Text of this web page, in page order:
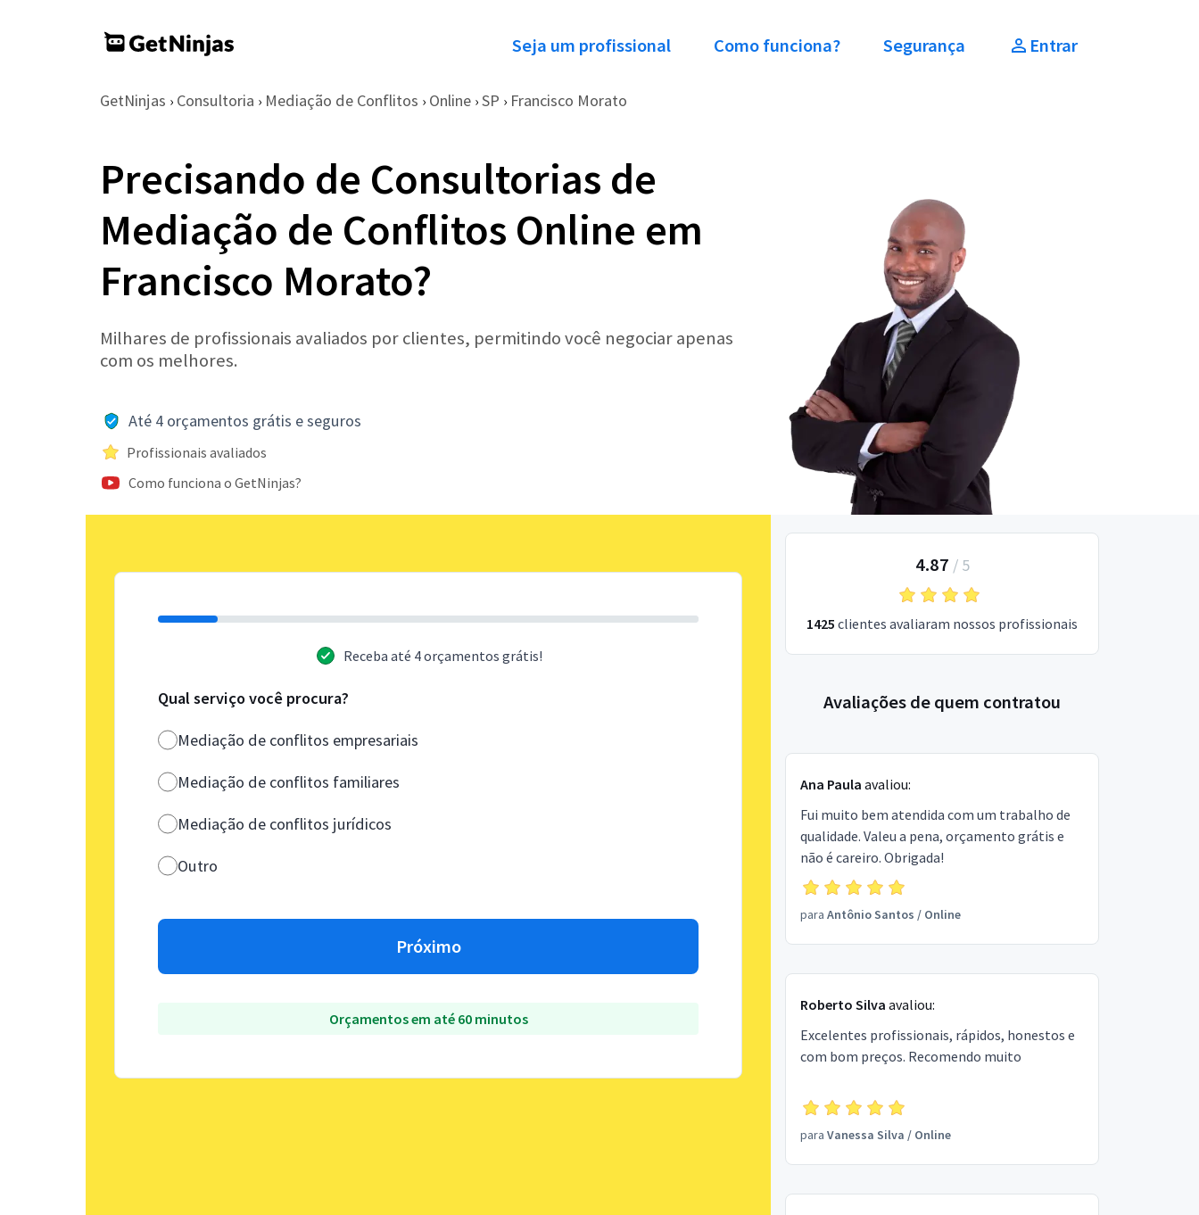
Seja um profissional Como funciona? Segurança Entrar
GetNinjas › Consultoria › Mediação de Conflitos › Online › SP › Francisco Morato
Precisando de Consultorias de
Mediação de Conflitos Online em
Francisco Morato?
Milhares de profissionais avaliados por clientes, permitindo você negociar apenas
com os melhores.
Até 4 orçamentos grátis e seguros
Profissionais avaliados
Como funciona o GetNinjas?
Receba até 4 orçamentos grátis!
Qual serviço você procura?
Mediação de conflitos empresariais
Mediação de conflitos familiares
Mediação de conflitos jurídicos
Outro
Próximo
Orçamentos em até 60 minutos
4.87 / 5
1425 clientes avaliaram nossos profissionais
Avaliações de quem contratou
Ana Paula avaliou:
Fui muito bem atendida com um trabalho de
qualidade. Valeu a pena, orçamento grátis e
não é careiro. Obrigada!
para Antônio Santos / Online
Roberto Silva avaliou:
Excelentes profissionais, rápidos, honestos e
com bom preços. Recomendo muito
para Vanessa Silva / Online